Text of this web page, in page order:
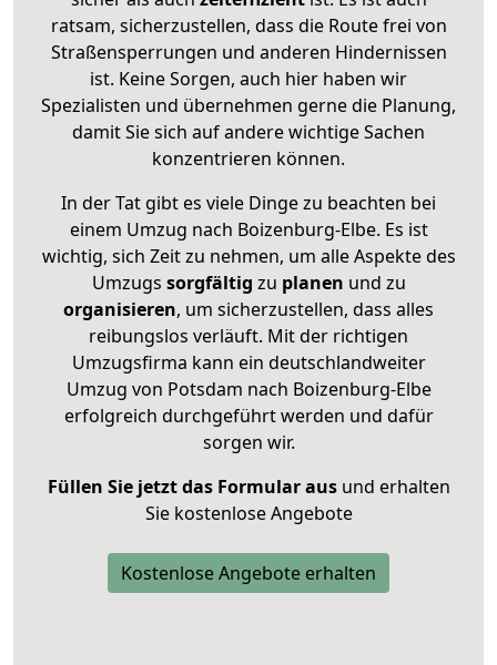
ratsam, sicherzustellen, dass die Route frei von
Straßensperrungen und anderen Hindernissen
ist. Keine Sorgen, auch hier haben wir
Spezialisten und übernehmen gerne die Planung,
damit Sie sich auf andere wichtige Sachen
konzentrieren können.
In der Tat gibt es viele Dinge zu beachten bei
einem Umzug nach Boizenburg-Elbe. Es ist
wichtig, sich Zeit zu nehmen, um alle Aspekte des
Umzugs sorgfältig zu planen und zu
organisieren, um sicherzustellen, dass alles
reibungslos verläuft. Mit der richtigen
Umzugsfirma kann ein deutschlandweiter
Umzug von Potsdam nach Boizenburg-Elbe
erfolgreich durchgeführt werden und dafür
sorgen wir.
Füllen Sie jetzt das Formular ausund erhalten
Sie kostenlose Angebote
Kostenlose Angebote erhalten